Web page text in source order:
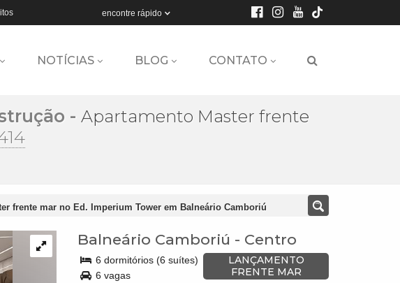
encontre rápido
NOTÍCIAS BLOG CONTATO
- Apartamento Master frente
frente mar no Ed. Imperium Tower em Balneário Camboriú
Balneário Camboriú - Centro
LANÇAMENTO
FRENTE MAR
6 dormitórios (6 suítes)
6 vagas